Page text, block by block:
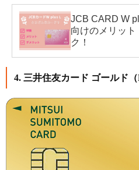
JCB CARD W
向けのメリット
ク！
4. 三井住友カード ゴールド（